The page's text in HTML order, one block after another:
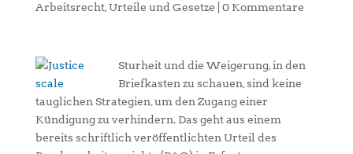
Arbeitsrecht, Urteile und Gesetze 0 Kommentare
Sturheit und die Weigerung, in den
Briefkasten zu schauen, sind keine
tauglichen Strategien, um den Zugang einer
Kündigung zu verhindern. Das geht aus einem
bereits schriftlich veröffentlichten Urteil des